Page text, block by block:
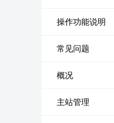
操作功能说明
常见问题
概况
主站管理